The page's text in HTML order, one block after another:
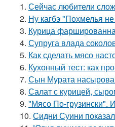
1. Сейчас любители
2. Ну кагбэ "Похмелья
3. Курица
4. Супруга влада
5. Как сделать мясо
6. Кухонный тест: как
7. Сын Мурата насырова:
8. Салат с курицей,
9. "Мясо По-грузински".
10. Сидни Суини